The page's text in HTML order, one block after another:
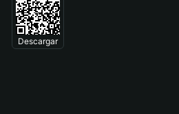
Descargar